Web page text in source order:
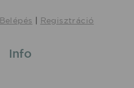
Belépés | Regisztráció
Info